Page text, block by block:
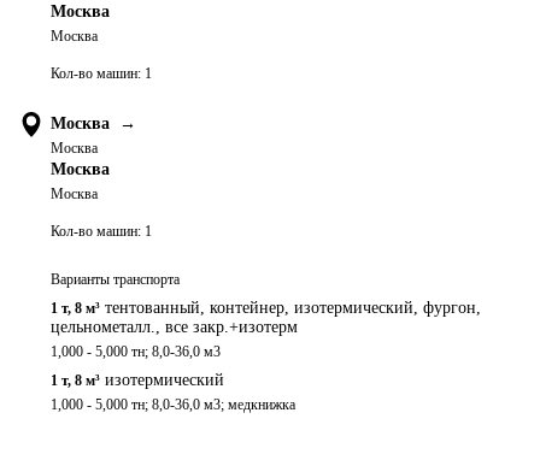
Москва
Москва
Кол-во машин: 1
Москва →
Москва
Москва
Москва
Кол-во машин: 1
Варианты транспорта
1 т, 8 м³ тентованный, контейнер, изотермический, фургон,
цельнометалл., все закр.+изотерм
1,000 - 5,000 тн; 8,0-36,0 м3
1 т, 8 м³ изотермический
1,000 - 5,000 тн; 8,0-36,0 м3; медкнижка